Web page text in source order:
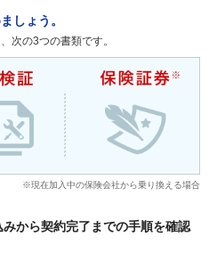
しょう。
次の3つの書類です。
※現在加入中の保険会社から乗り換える場合
から契約完了までの手順を確認